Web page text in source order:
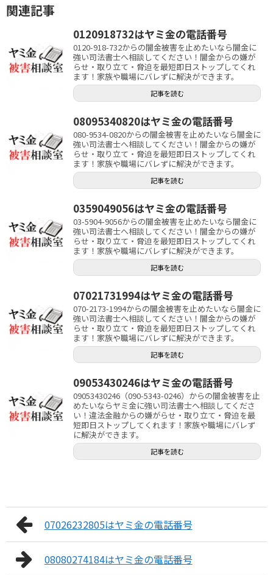
関連記事
0120918732はヤミ金の電話番号
0120-918-732からの闇金被害を止めたいなら闇金に
強い司法書士へ相談してください！闇金からの嫌が
らせ・取り立て・脅迫を最短即日ストップしてくれ
ます！家族や職場にバレずに解決ができます。
記事を読む
08095340820はヤミ金の電話番号
080-9534-0820からの闇金被害を止めたいなら闇金に
強い司法書士へ相談してください！闇金からの嫌が
らせ・取り立て・脅迫を最短即日ストップしてくれ
ます！家族や職場にバレずに解決ができます。
記事を読む
0359049056はヤミ金の電話番号
03-5904-9056からの闇金被害を止めたいなら闇金に
強い司法書士へ相談してください！闇金からの嫌が
らせ・取り立て・脅迫を最短即日ストップしてくれ
ます！家族や職場にバレずに解決ができます。
記事を読む
07021731994はヤミ金の電話番号
070-2173-1994からの闇金被害を止めたいなら闇金に
強い司法書士へ相談してください！闇金からの嫌が
らせ・取り立て・脅迫を最短即日ストップしてくれ
ます！家族や職場にバレずに解決ができます。
記事を読む
09053430246はヤミ金の電話番号
09053430246（090-5343-0246）からの闇金被害を止
めたいならヤミ金に強い司法書士へ相談してくださ
い！違法金融からの嫌がらせ・取り立て・脅迫を最
短即日ストップしてくれます！家族や職場にバレず
に解決ができます。
記事を読む
07026232805はヤミ金の電話番号
08080274184はヤミ金の電話番号